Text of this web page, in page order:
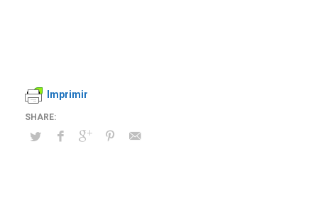
Imprimir